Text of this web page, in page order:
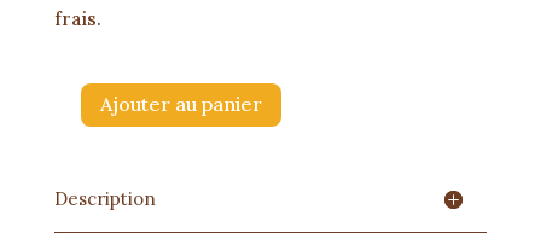
frais.
quantité
Bonne
Ajouter au panier
Description